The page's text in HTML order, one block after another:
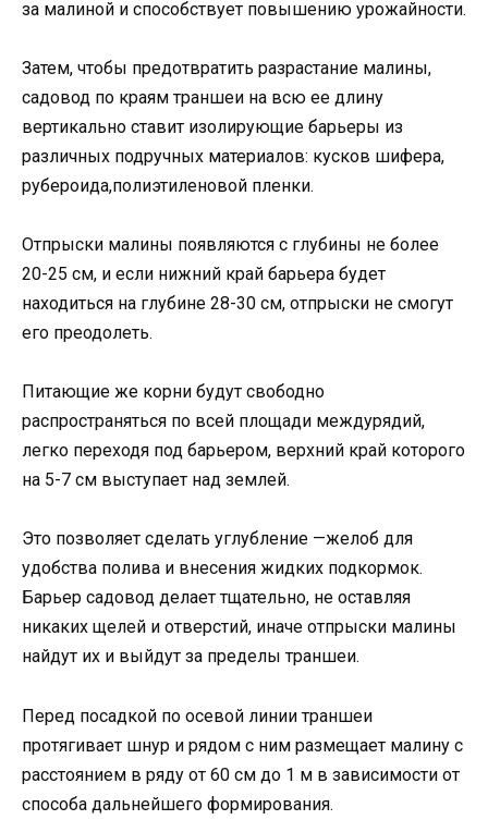
за малиной и способствует повышению урожайности.
Затем, чтобы предотвратить разрастание малины,
садовод по краям траншеи на всю ее длину
вертикально ставит изолирующие барьеры из
различных подручных материалов: кусков шифера,
рубероида,полиэтиленовой пленки.
Отпрыски малины появляются с глубины не более
20-25 см, и если нижний край барьера будет
находиться на глубине 28-30 см, отпрыски не смогут
его преодолеть.
Питающие же корни будут свободно
распространяться по всей площади междурядий,
легко переходя под барьером, верхний край которого
на 5-7 см выступает над землей.
Это позволяет сделать углубление —желоб для
удобства полива и внесения жидких подкормок.
Барьер садовод делает тщательно, не оставляя
никаких щелей и отверстий, иначе отпрыски малины
найдут их и выйдут за пределы траншеи.
Перед посадкой по осевой линии траншеи
протягивает шнур и рядом с ним размещает малину с
расстоянием в ряду от 60 см до 1 м в зависимости от
способа дальнейшего формирования.